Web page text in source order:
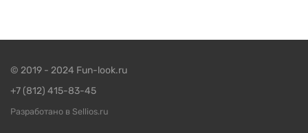
© 2019 - 2024 Fun-look.ru
+7 (812) 415-83-45
Разработано в Sellios.ru